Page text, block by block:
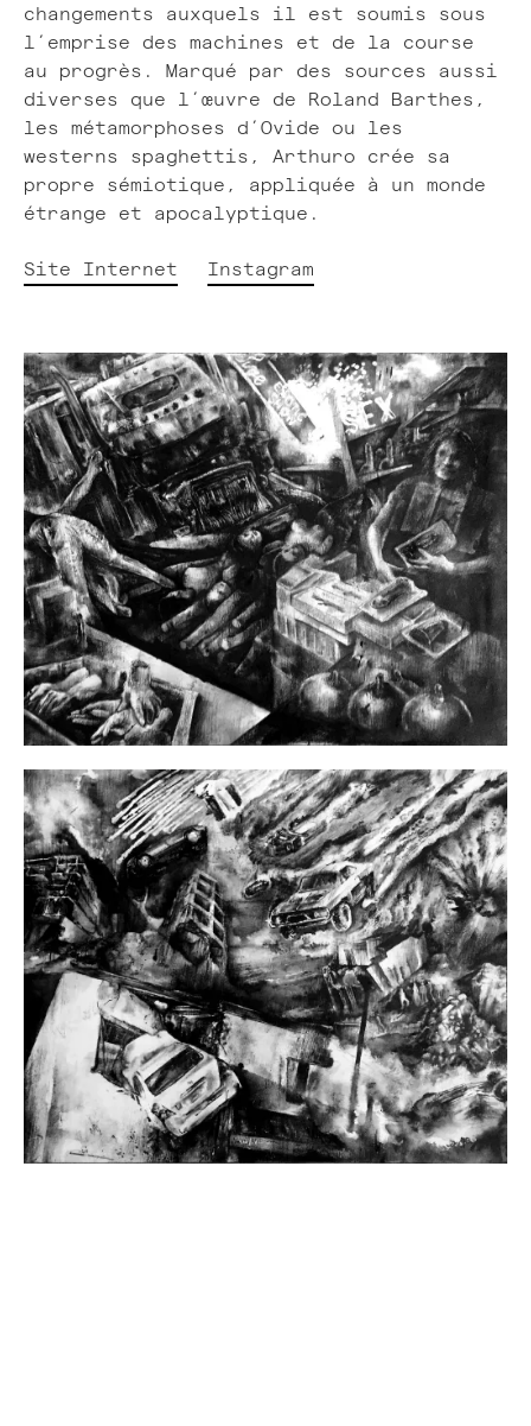
changements auxquels il est soumis sous
l’emprise des machines et de la course
au progrès. Marqué par des sources aussi
diverses que l’œuvre de Roland Barthes,
les métamorphoses d’Ovide ou les
westerns spaghettis, Arthuro crée sa
propre sémiotique, appliquée à un monde
étrange et apocalyptique.
Site Internet Instagram